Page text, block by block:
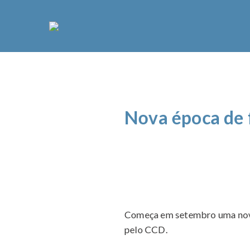
Nova época
Começa em setembro uma
pelo CCD.